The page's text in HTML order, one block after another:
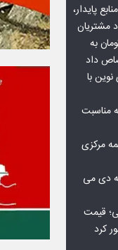
پایدار،
مشتریان
میلیارد تومان به
داد
با
مناسبت
مرکزی
دی می
قیمت